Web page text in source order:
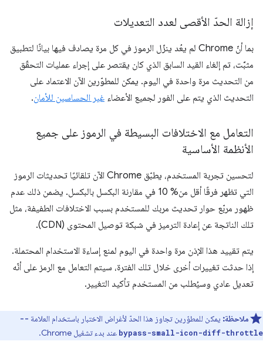
إزالة الحدّ الأقصى لعدد التعديلات
بما أنّ Chrome لم يعُد ينزّل الرموز في كل مرة يصادف فيها بيانًا لتطبيق
مثبَّت، تم إلغاء القيد السابق الذي كان يقتصر على إجراء عمليات التحقّق
من التحديث مرة واحدة في اليوم. يمكن للمطوّرين الآن الاعتماد على
التحديث الذي يتم على الفور لجميع الأعضاء غير الحساسين للأمان.
التعامل مع الاختلافات البسيطة في الرموز على جميع
الأنظمة الأساسية
لتحسين تجربة المستخدم، يطبّق Chrome الآن تلقائيًا تحديثات الرموز
التي تظهر فرقًا أقل من% 10 في مقارنة البكسل بالبكسل. يضمن ذلك عدم
ظهور مربّع حوار تحديث مربك للمستخدم بسبب الاختلافات الطفيفة، مثل
تلك الناتجة عن إعادة الترميز في شبكة توصيل المحتوى (CDN).
يتم تقييد هذا الإذن مرة واحدة في اليوم لمنع إساءة الاستخدام المحتملة.
إذا حدثت تغييرات أخرى خلال تلك الفترة، سيتم التعامل مع الرمز على أنّه
تعديل عادي وسيُطلب من المستخدم تأكيد التغيير.
ملاحظة: يمكن للمطوّرين تجاوز هذا الحدّ لأغراض الاختبار باستخدام العلامة --
bypass-small-icon-diff-throttle عند بدء تشغيل Chrome.